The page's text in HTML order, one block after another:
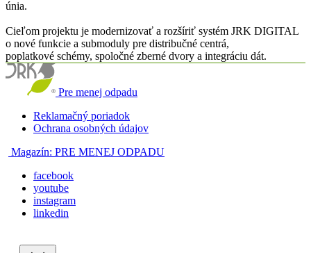
únia.
Cieľom projektu je modernizovať a rozšíriť systém JRK DIGITAL
o nové funkcie a submoduly pre distribučné centrá,
poplatkové schémy, spoločné zberné dvory a integráciu dát.
Pre menej odpadu
Reklamačný poriadok
Ochrana osobných údajov
Magazín: PRE MENEJ ODPADU
facebook
youtube
instagram
linkedin